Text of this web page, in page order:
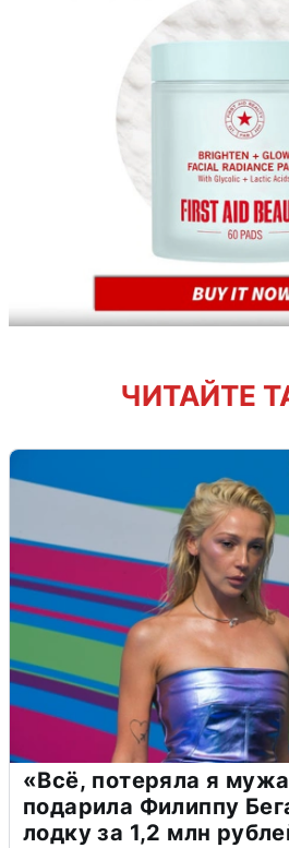
ЧИТАЙТЕ
«Всё, потеряла я
подарила Филиппу
лодку за 1,2 млн